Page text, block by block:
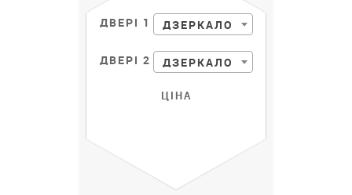
ДВЕРІ 1 ДЗЕРКАЛО
ДВЕРІ 2 ДЗЕРКАЛО
ЦІНА